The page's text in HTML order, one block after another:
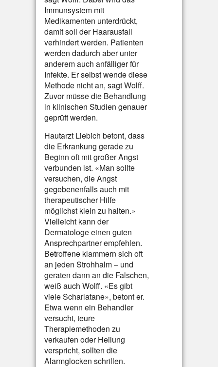
Immunsystem mit
Medikamenten unterdrückt,
damit soll der Haarausfall
verhindert werden. Patienten
werden dadurch aber unter
anderem auch anfälliger für
Infekte. Er selbst wende diese
Methode nicht an, sagt Wolff.
Zuvor müsse die Behandlung
in klinischen Studien genauer
geprüft werden.
Hautarzt Liebich betont, dass
die Erkrankung gerade zu
Beginn oft mit großer Angst
verbunden ist. «Man sollte
versuchen, die Angst
gegebenenfalls auch mit
therapeutischer Hilfe
möglichst klein zu halten.»
Vielleicht kann der
Dermatologe einen guten
Ansprechpartner empfehlen.
Betroffene klammern sich oft
an jeden Strohhalm – und
geraten dann an die Falschen,
weiß auch Wolff. «Es gibt
viele Scharlatane», betont er.
Etwa wenn ein Behandler
versucht, teure
Therapiemethoden zu
verkaufen oder Heilung
verspricht, sollten die
Alarmglocken schrillen.